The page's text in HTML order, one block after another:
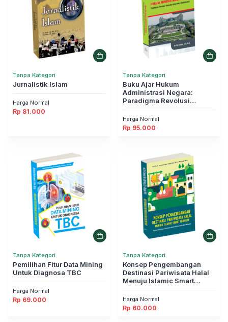
Tanpa Kategori
Jurnalistik Islam
Harga Normal
Rp 81.000
Tanpa Kategori
Buku Ajar Hukum
Administrasi Negara:
Paradigma Revolusi
(Digitalisasi)
Harga Normal
Rp 95.000
Tanpa Kategori
Pemilihan Fitur Data Mining
Untuk Diagnosa TBC
Harga Normal
Rp 69.000
Tanpa Kategori
Konsep Pengembangan
Destinasi Pariwisata Halal
Menuju Islamic Smart
Pariwisata Halal di
Indonesia dan Malaysia
Harga Normal
Rp 60.000